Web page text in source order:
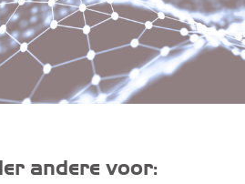
andere voor: